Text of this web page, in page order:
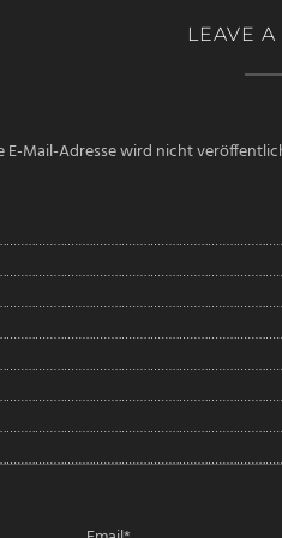
LEAVE A
E-Mail-Adresse wird nicht